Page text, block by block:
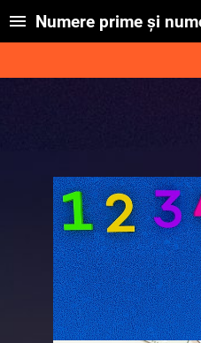
Numere prime și